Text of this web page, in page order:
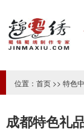
位置： 首页 >> 特色
成都特色礼